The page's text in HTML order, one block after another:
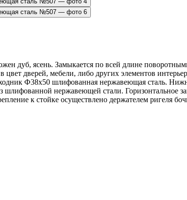
дуб, ясень. Замыкается по всей длине
дверей, мебели, либо других элементов
Ф38х50 шлифованная нержавеющая сталь.
нержавеющей стали. Горизонтальное
к стойке осуществлено держателем ригеля